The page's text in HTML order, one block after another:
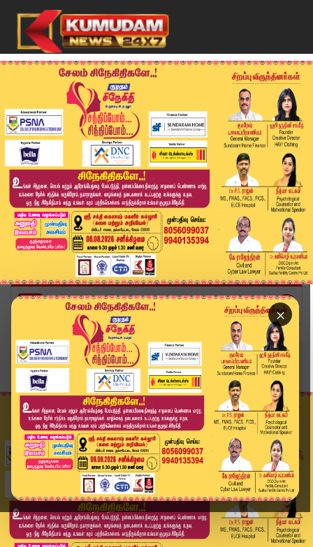
×
Home
வீடியோ ஸ்டோரி
கேரள முதல்வர் பதவியேற்பு விழா- விஜய் பங்கேற்பு ...